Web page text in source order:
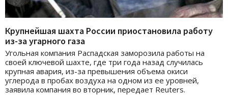
Крупнейшая шахта России приостановила работу
из-за угарного газа
Угольная компания Распадская заморозила работы на
своей ключевой шахте, где три года назад случилась
крупная авария, из-за превышения объема окиси
углерода в пробах воздуха на одном из ее уровней,
заявила компания во вторник, передает Reuters.